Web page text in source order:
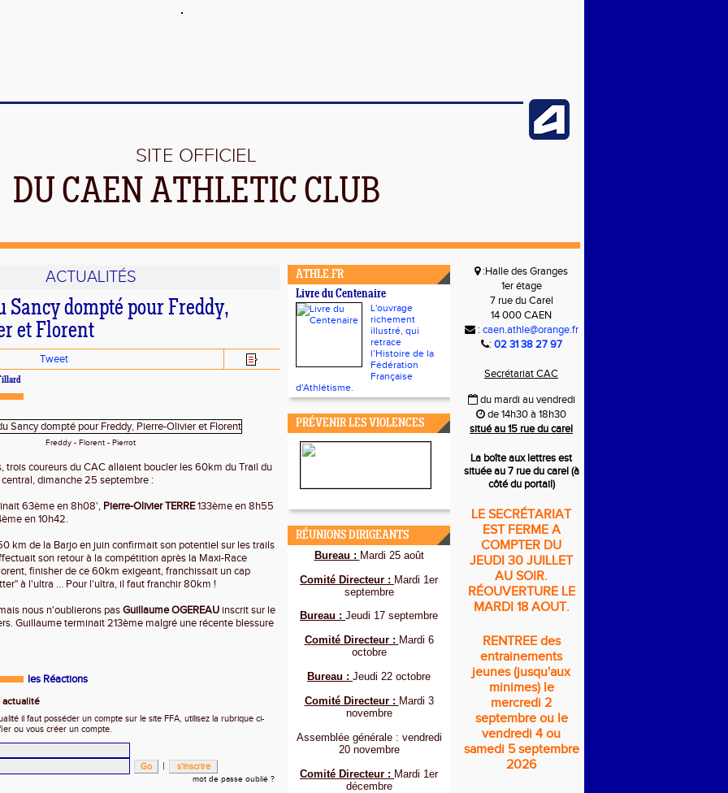
SITE OFFICIEL
DU CAEN ATHLETIC CLUB
ACTUALITÉS
dompté pour Freddy,
et Florent
Tweet
Freddy - Florent - Pierrot
trois coureurs du CAC allaient boucler les 60km du Trail du
dimanche 25 septembre :
63ème en 8h08', Pierre-Olivier TERRE133ème en 8h55
en 10h42.
km de la Barjo en juin confirmait son potentiel sur les trails
son retour à la compétition après la Maxi-Race
finisher de ce 60km exigeant, franchissait un cap
à l'ultra ... Pour l'ultra, il faut franchir 80km !
nous n'oublierons pasGuillaume OGEREAU inscrit sur le
Guillaume terminait 213ème malgré une récente blessure
les Réactions
actualité
il faut posséder un compte sur le site FFA, utilisez la rubrique ci-
ou vous créer un compte.
|
mot de passe oublié ?
ATHLE.FR
Livre du Centenaire
L'ouvrage
richement
illustré, qui
retrace
l’Histoire de la
Fédération
Française
d'Athlétisme.
PRÉVENIR LES VIOLENCES
RÉUNIONS DIRIGEANTS
Bureau : Mardi 25 août
Comité Directeur : Mardi 1er
septembre
Bureau : Jeudi 17 septembre
Comité Directeur : Mardi 6
octobre
Bureau : Jeudi 22 octobre
Comité Directeur : Mardi 3
novembre
Assemblée générale : vendredi
20 novembre
Comité Directeur : Mardi 1er
décembre
:Halle des Granges
1er étage
7 rue du Carel
14 000 CAEN
: caen.athle@orange.fr
: 02 31 38 27 97
Secrétariat CAC
du mardi au vendredi
de 14h30 à 18h30
situé au 15 rue du carel
La boîte aux lettres est
située au 7 rue du carel (à
côté du portail)
LE SECRÉTARIAT
EST FERME A
COMPTER DU
JEUDI 30 JUILLET
AU SOIR.
RÉOUVERTURE LE
MARDI 18 AOUT.
RENTREE des
entrainements
jeunes (jusqu'aux
minimes) le
mercredi 2
septembre ou le
vendredi 4 ou
samedi 5 septembre
2026